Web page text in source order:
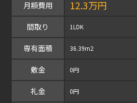
月額費用 12.3万円
間取り 1LDK
専有面積 36.39m2
敷金 0円
礼金 0円